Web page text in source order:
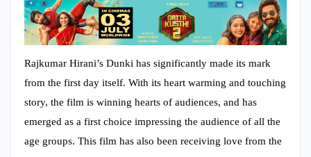
Rajkumar Hirani’s Dunki has significantly made its mark
from the first day itself. With its heart warming and touching
story, the film is winning hearts of audiences, and has
emerged as a first choice impressing the audience of all the
age groups. This film has also been receiving love from the